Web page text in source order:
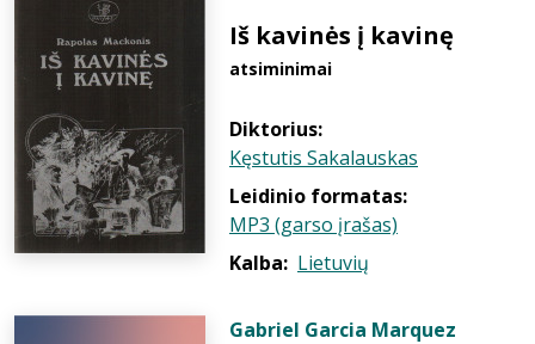
Iš kavinės į kavinę
atsiminimai
Diktorius:
Kęstutis Sakalauskas
Leidinio formatas:
MP3 (garso įrašas)
Kalba: Lietuvių
Gabriel Garcia Marquez